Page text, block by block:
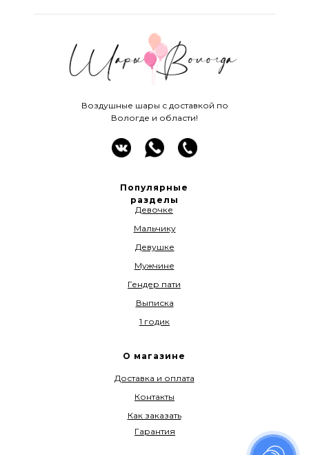
Воздушные шары с доставкой по
Вологде и области!
О магазине
Доставка и оплата
Контакты
Как заказать
Гарантия
Популярные
разделы
Девочке
Мальчику
Девушке
Мужчине
Гендер пати
Выписка
1 годик